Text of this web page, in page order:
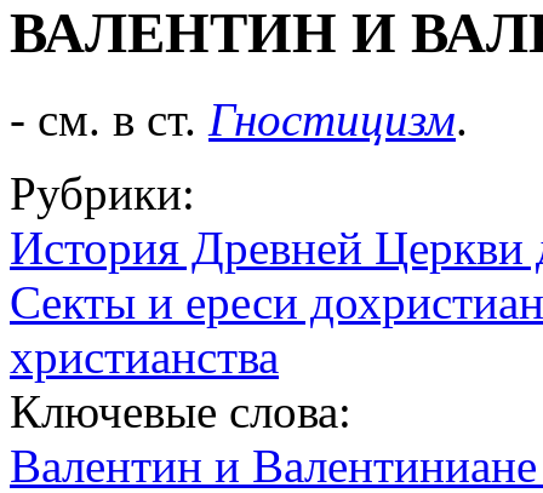
ВАЛЕНТИН И
- см. в ст. Гностицизм.
Рубрики:
История Древней Церкви
Секты и ереси
христианства
Ключевые слова:
Валентин и